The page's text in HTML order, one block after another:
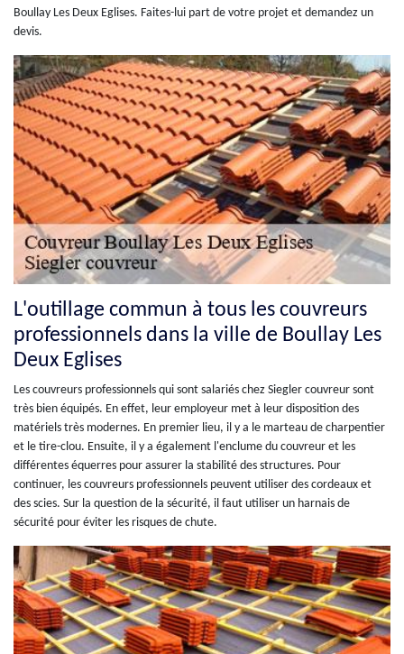
Boullay Les Deux Eglises. Faites-lui part de votre projet et demandez un
devis.
L'outillage commun à tous les couvreurs
professionnels dans la ville de Boullay Les
Deux Eglises
Les couvreurs professionnels qui sont salariés chez Siegler couvreur sont
très bien équipés. En effet, leur employeur met à leur disposition des
matériels très modernes. En premier lieu, il y a le marteau de charpentier
et le tire-clou. Ensuite, il y a également l'enclume du couvreur et les
différentes équerres pour assurer la stabilité des structures. Pour
continuer, les couvreurs professionnels peuvent utiliser des cordeaux et
des scies. Sur la question de la sécurité, il faut utiliser un harnais de
sécurité pour éviter les risques de chute.